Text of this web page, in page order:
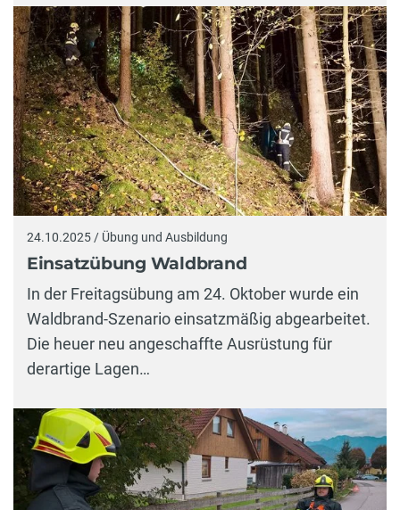
24.10.2025 / Übung und Ausbildung
Einsatzübung Waldbrand
In der Freitagsübung am 24. Oktober wurde ein
Waldbrand-Szenario einsatzmäßig abgearbeitet.
Die heuer neu angeschaffte Ausrüstung für
derartige Lagen…